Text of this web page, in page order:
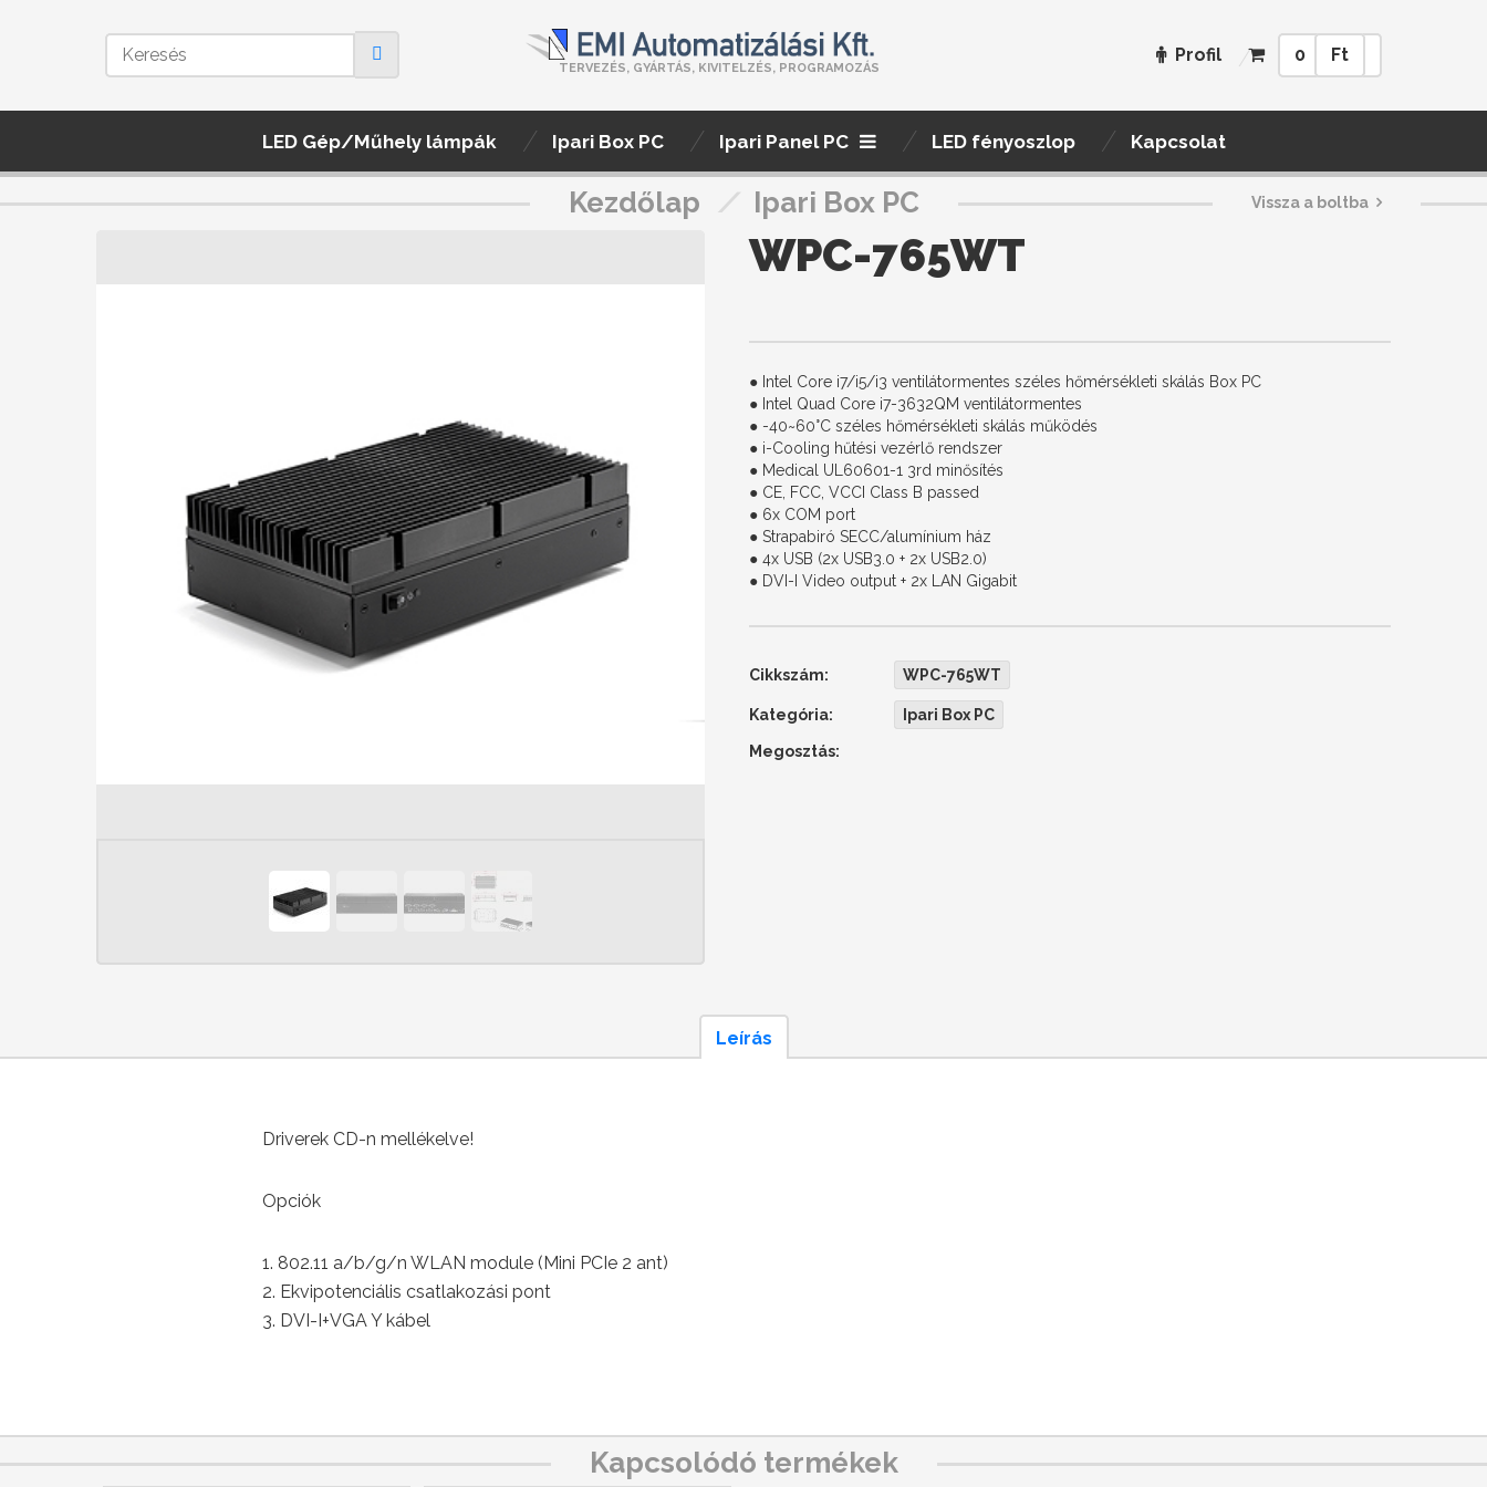
TERVEZÉS, GYÁRTÁS, KIVITELZÉS, PROGRAMOZÁS
Profil 0 Ft
LED Gép/Műhely lámpák Ipari Box PC Ipari Panel PC LED fényoszlop Kapcsolat
Kezdőlap / Ipari Box PC Vissza a boltba
WPC-765WT
● Intel Core i7/i5/i3 ventilátormentes széles hőmérsékleti skálás Box PC
● Intel Quad Core i7-3632QM ventilátormentes
● -40~60°C széles hőmérsékleti skálás működés
● i-Cooling hűtési vezérlő rendszer
● Medical UL60601-1 3rd minősítés
● CE, FCC, VCCI Class B passed
● 6x COM port
● Strapabiró SECC/alumínium ház
● 4x USB (2x USB3.0 + 2x USB2.0)
● DVI-I Video output + 2x LAN Gigabit
Cikkszám: WPC-765WT
Kategória: Ipari Box PC
Megosztás:
Leírás
Driverek CD-n mellékelve!
Opciók
1. 802.11 a/b/g/n WLAN module (Mini PCIe 2 ant)
2. Ekvipotenciális csatlakozási pont
3. DVI-I+VGA Y kábel
Kapcsolódó termékek